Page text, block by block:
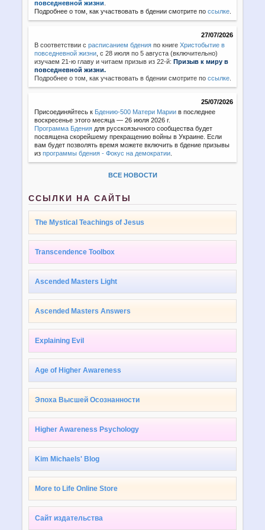
повседневной жизни
Подробнее о том, как участвовать в бдении смотрите поссылке
27/07/2026
В соответствии с расписанием бдения по книгеХристобытие в
повседневной жизни с 28 июля по 5 августа (включительно)
изучаем 21-ю главу и читаем призыв из 22-й:Призыв к миру в
повседневной жизни.
Подробнее о том, как участвовать в бдении смотрите поссылке
25/07/2026
Присоединяйтесь к Бдению-500 Матери Марии в последнее
воскресенье этого месяца — 26 июля 2026 г.
Программа Бдения для русскоязычного сообщества будет
посвящена скорейшему прекращению войны в Украине. Если
вам будет позволять время можете включить в бдение призывы
изпрограммы бдения - Фокус на демократии
ВСЕ НОВОСТИ
ССЫЛКИ НА САЙТЫ
The Mystical Teachings of Jesus
Transcendence Toolbox
Ascended Masters Light
Ascended Masters Answers
Explaining Evil
Age of Higher Awareness
Эпоха Высшей Осознанности
Higher Awareness Psychology
Kim Michaels' Blog
More to Life Online Store
Сайт издательства